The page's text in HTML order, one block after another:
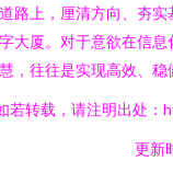
路上，厘清方向、夯
大厦。对于意欲在信
，往往是实现高效、稳
若转载，请注明出处
更新